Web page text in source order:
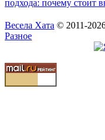
подхода: почему стоит
Весела Хата © 2011-
Разное